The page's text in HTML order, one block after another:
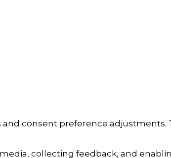
consent preference adjustments.
collecting feedback, and